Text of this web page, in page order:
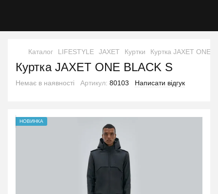
Каталог LIFESTYLE JAXET Куртки Куртка JAXET ONE
Куртка JAXET ONE BLACK S
Немає в наявності Артикул: 80103 Написати відгук
НОВИНКА